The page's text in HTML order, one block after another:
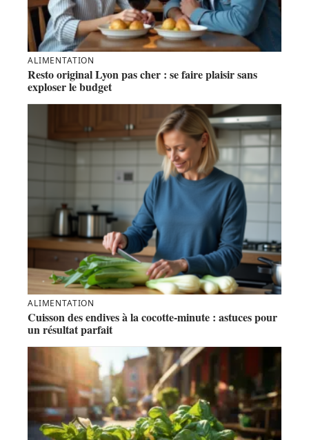
ALIMENTATION
Resto original Lyon pas cher : se faire plaisir sans
exploser le budget
ALIMENTATION
Cuisson des endives à la cocotte-minute : astuces pour
un résultat parfait